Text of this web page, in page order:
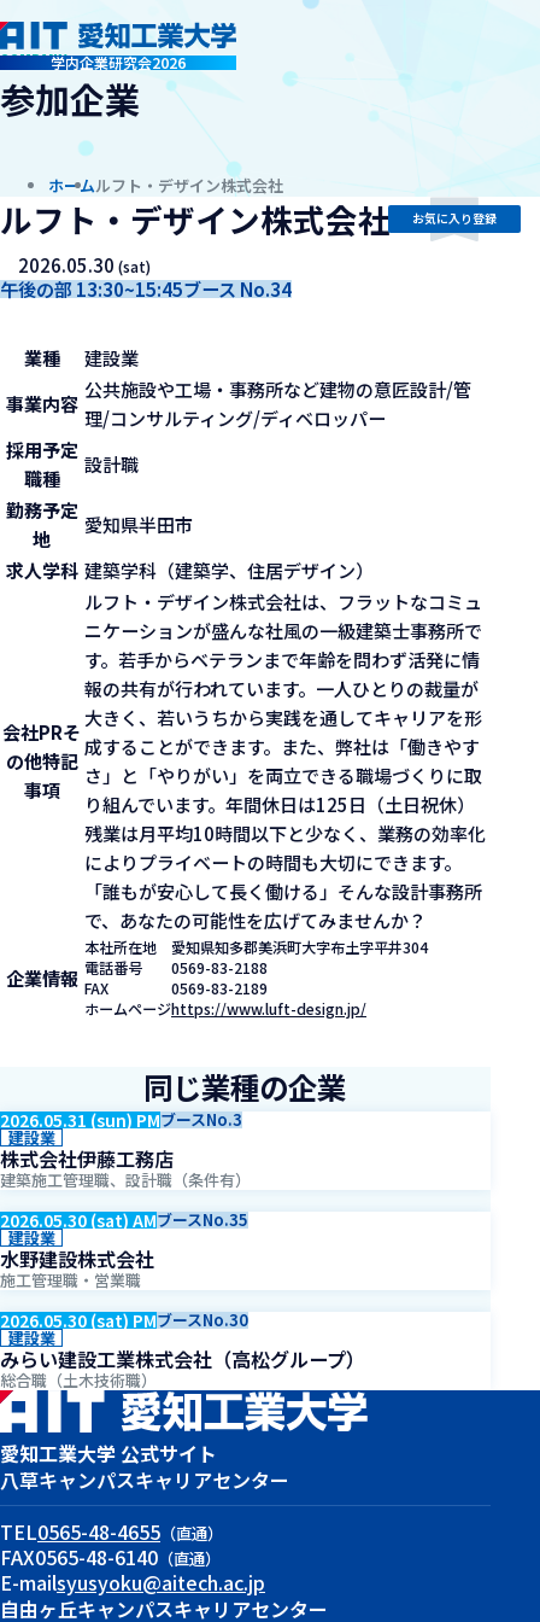
学内企業研究会2026
company
参加企業
ホームルフト・デザイン株式会社
ルフト・デザイン株式会社
2026.05.30(sat)
午後の部 13:30~15:45ブース No.34
お気に入り登録
業種
建設業
事業内容
公共施設や工場・事務所など建物の意匠設計/管
理/コンサルティング/ディベロッパー
採用予定
職種
設計職
勤務予定
地
愛知県半田市
求人学科 建築学科（建築学、住居デザイン）
会社PRそ
の他特記
事項
ルフト・デザイン株式会社は、フラットなコミュ
ニケーションが盛んな社風の一級建築士事務所で
す。若手からベテランまで年齢を問わず活発に情
報の共有が行われています。一人ひとりの裁量が
大きく、若いうちから実践を通してキャリアを形
成することができます。また、弊社は「働きやす
さ」と「やりがい」を両立できる職場づくりに取
り組んでいます。年間休日は125日（土日祝休）
残業は月平均10時間以下と少なく、業務の効率化
によりプライベートの時間も大切にできます。
「誰もが安心して長く働ける」そんな設計事務所
で、あなたの可能性を広げてみませんか？
企業情報
本社所在地
愛知県知多郡美浜町大字布土字平井304
電話番号
0569-83-2188
FAX
0569-83-2189
ホームページhttps://www.luft-design.jp/
同じ業種の企業
2026.05.31 (sun) PMブースNo.3
建設業
株式会社伊藤工務店
建築施工管理職、設計職（条件有）
2026.05.30 (sat) AMブースNo.35
建設業
水野建設株式会社
施工管理職・営業職
2026.05.30 (sat) PMブースNo.30
建設業
みらい建設工業株式会社（高松グループ）
総合職（土木技術職）
愛知工業大学 公式サイト
八草キャンパスキャリアセンター
TEL0565-48-4655 （直通）
FAX0565-48-6140 （直通）
E-mailsyusyoku@aitech.ac.jp
自由ヶ丘キャンパスキャリアセンター